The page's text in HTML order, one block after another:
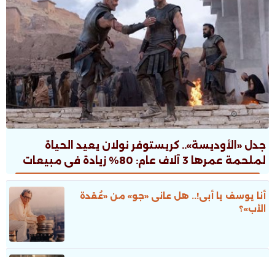
جدل «الأوديسة».. كريستوفر نولان يعيد الحياة
لملحمة عمرها 3 آلاف عام: 80% زيادة فى مبيعات
الطبعات.. ونقاش ثقافى صاخب
أنا يوسف يا أبى!.. هل عانى «جو» من «عُقدة
الأب»؟